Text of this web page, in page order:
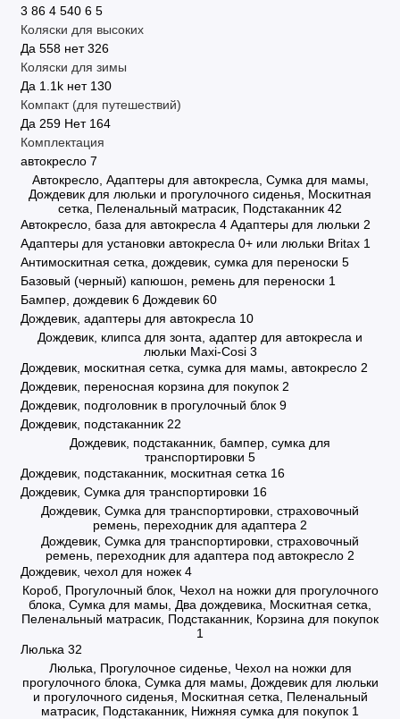
3 86 4 540 6 5
Коляски для высоких
Да 558 нет 326
Коляски для зимы
Да 1.1 k нет 130
Компакт (для путешествий)
Да 259 Нет 164
Комплектация
автокресло 7
Автокресло, Адаптеры для автокресла, Сумка для мамы,
Дождевик для люльки и прогулочного сиденья, Москитная
сетка, Пеленальный матрасик, Подстаканник 42
Автокресло, база для автокресла 4 Адаптеры для люльки 2
Адаптеры для установки автокресла 0+ или люльки Britax 1
Антимоскитная сетка, дождевик, сумка для переноски 5
Базовый (черный) капюшон, ремень для переноски 1
Бампер, дождевик 6 Дождевик 60
Дождевик, адаптеры для автокресла 10
Дождевик, клипса для зонта, адаптер для автокресла и
люльки Maxi-Cosi 3
Дождевик, москитная сетка, сумка для мамы, автокресло 2
Дождевик, переносная корзина для покупок 2
Дождевик, подголовник в прогулочный блок 9
Дождевик, подстаканник 22
Дождевик, подстаканник, бампер, сумка для
транспортировки 5
Дождевик, подстаканник, москитная сетка 16
Дождевик, Сумка для транспортировки 16
Дождевик, Сумка для транспортировки, страховочный
ремень, переходник для адаптера 2
Дождевик, Сумка для транспортировки, страховочный
ремень, переходник для адаптера под автокресло 2
Дождевик, чехол для ножек 4
Короб, Прогулочный блок, Чехол на ножки для прогулочного
блока, Сумка для мамы, Два дождевика, Москитная сетка,
Пеленальный матрасик, Подстаканник, Корзина для покупок
1
Люлька 32
Люлька, Прогулочное сиденье, Чехол на ножки для
прогулочного блока, Сумка для мамы, Дождевик для люльки
и прогулочного сиденья, Москитная сетка, Пеленальный
матрасик, Подстаканник, Нижняя сумка для покупок 1